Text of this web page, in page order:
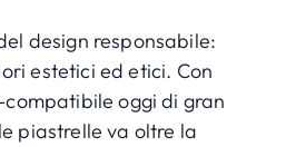
design responsabile:
estetici ed etici. Con
oggi di gran
piastrelle va oltre la